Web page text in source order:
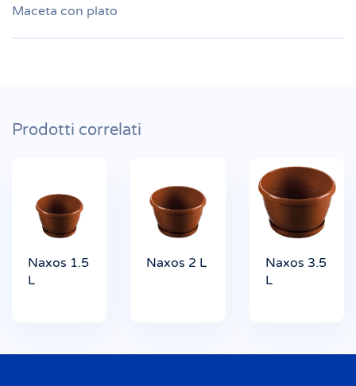
Maceta con plato
Prodotti correlati
Naxos 1.5
L
Naxos 2 L
Naxos 3.5
L